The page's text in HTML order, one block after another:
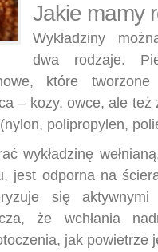
Jakie mamy
Wykładziny
dwa rodzaje.
które
– kozy, owce, ale
polipropylen,
wykładzinę
jest odporna na
się aktywnymi
że wchłania
jak powietrze